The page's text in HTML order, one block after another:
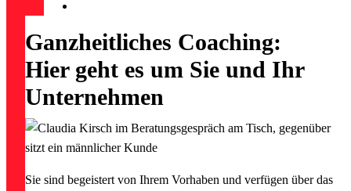
Ganzheitliches Coaching:
Hier geht es um Sie und Ihr
Unternehmen
Sie sind begeistert von Ihrem Vorhaben und verfügen über das